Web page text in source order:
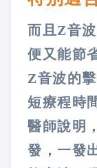
而且Z音
便又能節
Z音波的
短療程時
醫師說明
發，一發